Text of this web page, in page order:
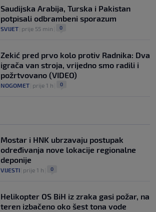
Saudijska Arabija, Turska i Pakistan
potpisali odbrambeni sporazum
SVIJET prije 55 min 0
Zekić pred prvo kolo protiv Radnika: Dva
igrača van stroja, vrijedno smo radili i
požrtvovano (VIDEO)
NOGOMET prije 1 h 0
Mostar i HNK ubrzavaju postupak
određivanja nove lokacije regionalne
deponije
VIJESTI prije 1 h 0
Helikopter OS BiH iz zraka gasi požar, na
teren izbačeno oko šest tona vode